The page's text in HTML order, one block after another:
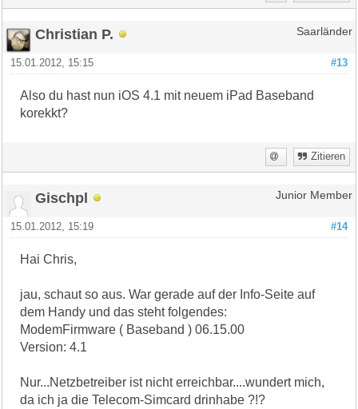
Christian P. Saarländer
#13
15.01.2012, 15:15
Also du hast nun iOS 4.1 mit neuem iPad Baseband
korekkt?
Zitieren
Gischpl Junior Member
#14
15.01.2012, 15:19
Hai Chris,
jau, schaut so aus. War gerade auf der Info-Seite auf
dem Handy und das steht folgendes:
ModemFirmware ( Baseband ) 06.15.00
Version: 4.1
Nur...Netzbetreiber ist nicht erreichbar....wundert mich,
da ich ja die Telecom-Simcard drinhabe ?!?